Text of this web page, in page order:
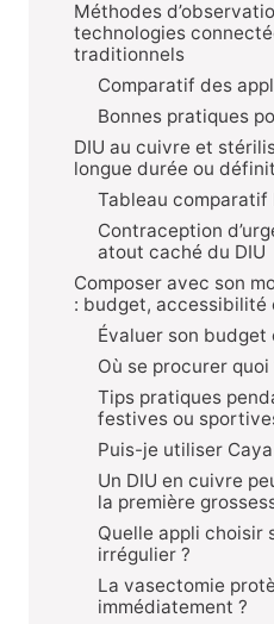
Méthodes
technologies
traditionnels
Comparatif des
Bonnes pratiques
DIU au cuivre et
longue durée ou
Tableau comparatif
Contraception
atout caché du DIU
Composer avec son
: budget, accessibilité
Évaluer son
Où se procurer quoi
Tips pratiques
festives ou
Puis-je utiliser
Un DIU en cuivre
la première
Quelle appli choisir
irrégulier ?
La vasectomie
immédiatement ?